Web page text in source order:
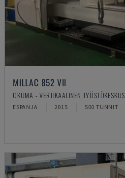
MILLAC 852 VII
OKUMA - VERTIKAALINEN TYÖSTÖKESKUS
ESPANJA 2015 500 TUNNIT